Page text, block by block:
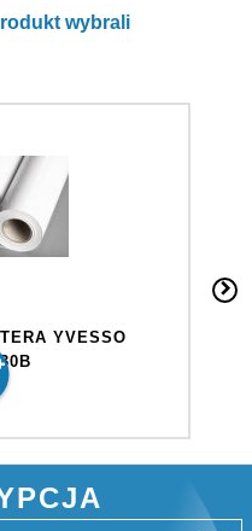
wybrali
YVESSO